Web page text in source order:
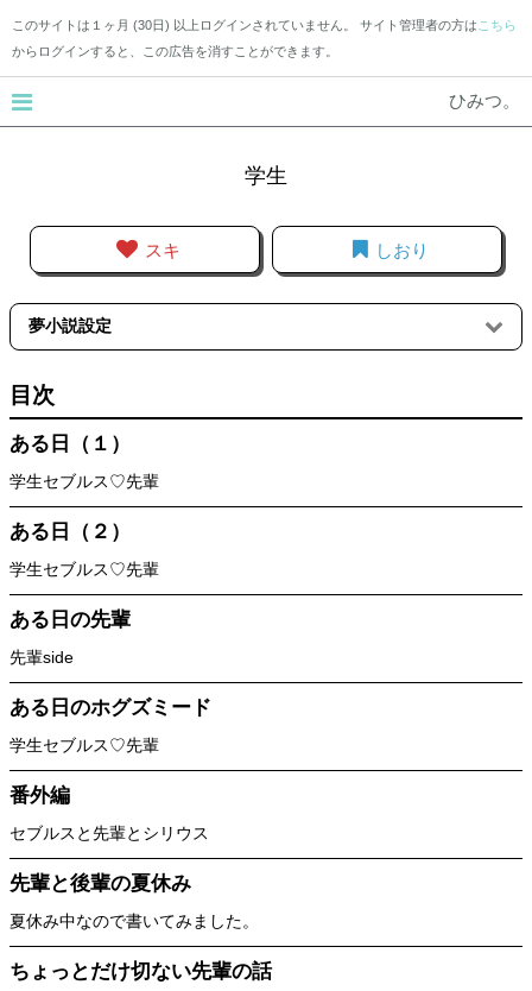
このサイトは１ヶ月 (30日) 以上ログインされていません。 サイト管理者の方は こちら
からログインすると、この広告を消すことができます。
ひみつ。
学生
スキ しおり
夢小説設定
目次
ある日（１）
学生セブルス♡先輩
ある日（２）
学生セブルス♡先輩
ある日の先輩
先輩side
ある日のホグズミード
学生セブルス♡先輩
番外編
セブルスと先輩とシリウス
先輩と後輩の夏休み
夏休み中なので書いてみました。
ちょっとだけ切ない先輩の話